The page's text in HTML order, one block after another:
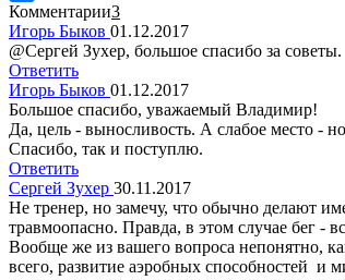
Комментарии3
Игорь Быков 01.12.2017
@Сергей Зухер, большое спасибо за советы.
Ответить
Игорь Быков 01.12.2017
Большое спасибо, уважаемый Владимир!
Да, цель - выносливость. А слабое место -
Спасибо, так и поступлю.
Ответить
Сергей Зухер 30.11.2017
Не тренер, но замечу, что обычно делают
травмоопасно. Правда, в этом случае бег -
Вообще же из вашего вопроса непонятно,
всего, развитие аэробных способностей и